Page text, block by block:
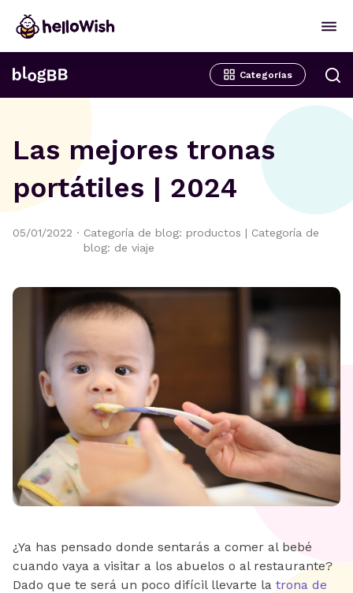
Categorías
Las mejores tronas
portátiles | 2024
05/01/2022 · Categoría de blog: productos | Categoría de
blog: de viaje
¿Ya has pensado donde sentarás a comer al bebé
cuando vaya a visitar a los abuelos o al restaurante?
Dado que te será un poco difícil llevarte la trona de